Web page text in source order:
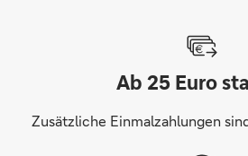
Ab 25 Euro
Zusätzliche Einmalzahlungen